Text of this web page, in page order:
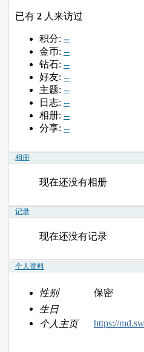
已有 2 人来访过
积分: --
金币: --
钻石: --
好友: --
主题: --
日志: --
相册: --
分享: --
相册
现在还没有相册
记录
现在还没有记录
个人资料
性别
保密
生日
个人主页
https://